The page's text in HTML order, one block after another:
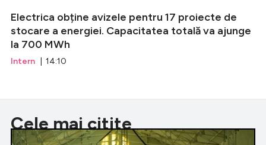
Electrica obține avizele pentru 17 proiecte de
stocare a energiei. Capacitatea totală va ajunge
la 700 MWh
Intern | 14:10
Cele mai citite